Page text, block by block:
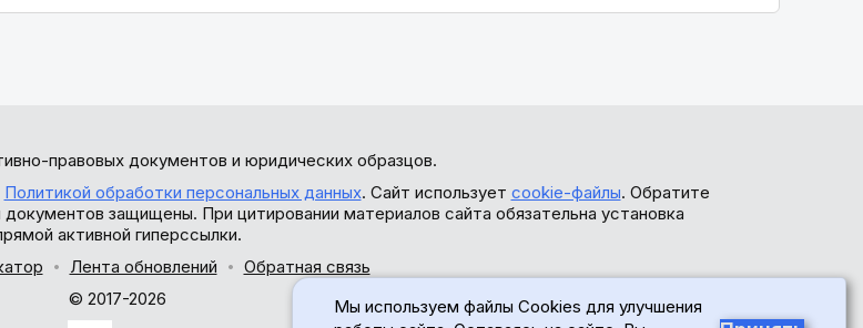
правовых документов и юридических образцов.
Политикой обработки персональных данных. Сайт использует cookie-файлы. Обратите
защищены. При цитировании материалов сайта обязательна установка
активной гиперссылки.
Лента обновлений
Обратная связь
© 2017-2026
Мы используем файлы Cookies для улучшения